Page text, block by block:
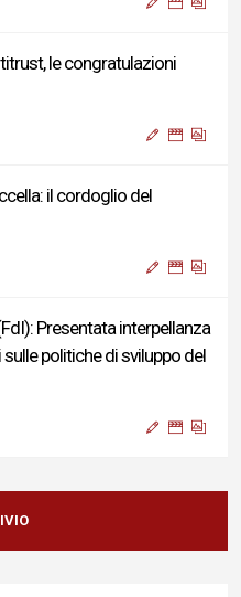
il cordoglio del
Presentata interpellanza
politiche di sviluppo del
cordoglio e vicinanza al
temporanee alla
lavori di riqualificazione